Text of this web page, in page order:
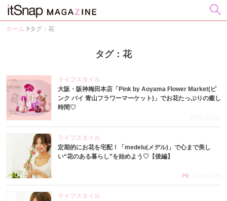
ホーム タグ：花
タグ：花
ライフスタイル
大阪・阪神梅田本店「Pink by Aoyama Flower Market(ピ
ンク バイ 青山フラワーマーケット)」でお花たっぷりの癒し
時間♡
2021.10.24
ライフスタイル
定期的にお花を宅配！「medelu(メデル)」で心まで美し
い“花のある暮らし”を始めよう♡【後編】
PR 2018.3.28
ライフスタイル